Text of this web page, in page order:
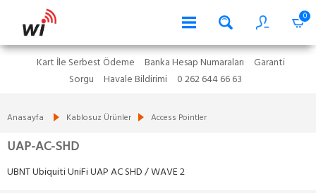
0
Kart İle Serbest Ödeme Banka Hesap Numaraları
Garanti
Sorgu
Havale Bildirimi 0 262 644 66 63
Anasayfa Kablosuz Ürünler Access Pointler
UAP-AC-SHD
UBNT Ubiquiti UniFi UAP AC SHD / WAVE 2